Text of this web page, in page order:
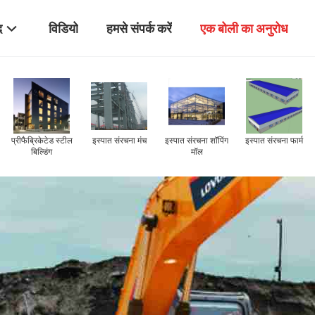
विडियो हमसे संपर्क करें एक बोली का अनुरोध